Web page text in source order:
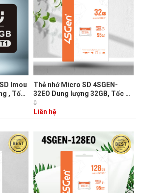
, Tốc
ghi
Thẻ nhớ Micro SD 4SGEN-
32EO Dung lượng 32GB, Tốc độ
đọc 95MB/s, Tốc độ ghi
10MB/s
0
Liên hệ